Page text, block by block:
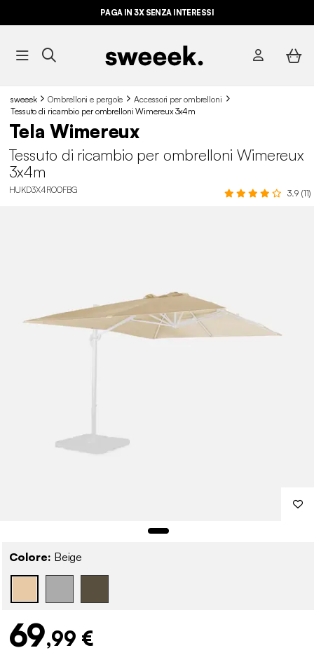
PAGA IN 3X SENZA INTERESSI
sweeek Ombrelloni e pergole
Accessori per ombrelloni
Tessuto di ricambio per ombrelloni Wimereux 3x4m
Tela Wimereux
Tessuto di ricambio per ombrelloni Wimereux
3x4m
HUKD3X4ROOFBG 3.9 (11)
Colore: Beige
69,99 €